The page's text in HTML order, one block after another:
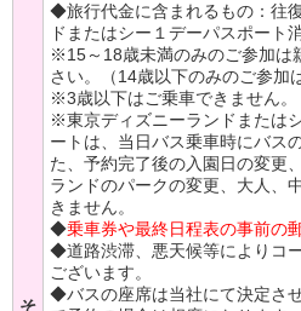
そ
◆旅行代金に含まれるもの：往
ドまたはシー１デーパスポート
※15～18歳未満のみのご参加は
さい。（14歳以下のみのご参加
※3歳以下はご乗車できません。
※東京ディズニーランドまたは
ートは、当日バス乗車時にバス
た、予約完了後の入園日の変更
ランドのパークの変更、大人、
きません。
◆乗車券や最終日程表の事前の
◆道路渋滞、悪天候等によりコ
ございます。
◆バスの座席は当社にて決定さ